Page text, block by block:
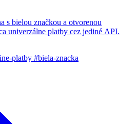
s bielou značkou a otvorenou
univerzálne platby cez jediné API.
platby #biela-znacka